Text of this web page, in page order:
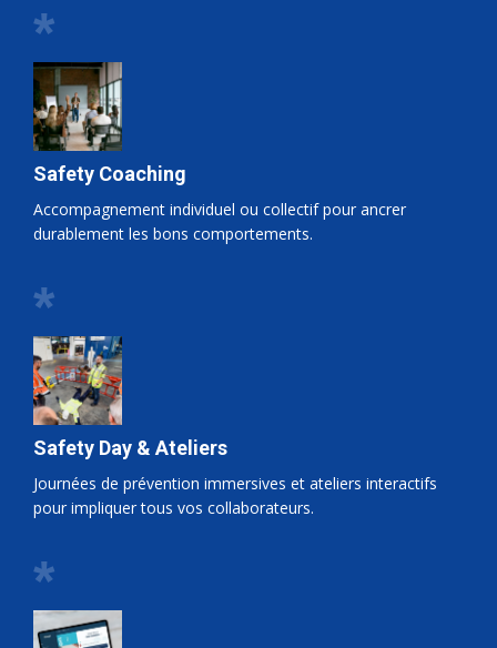
*
Safety Coaching
Accompagnement individuel ou collectif pour ancrer
durablement les bons comportements.
*
Safety Day & Ateliers
Journées de prévention immersives et ateliers interactifs
pour impliquer tous vos collaborateurs.
*